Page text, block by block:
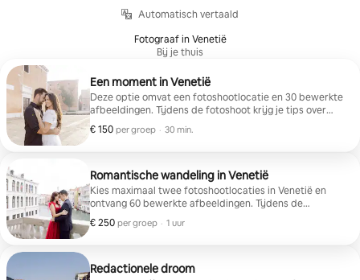
Automatisch vertaald
Fotograaf in Venetië
Bij je thuis
Een moment in Venetië
Deze optie omvat een fotoshootlocatie en 30 bewerkte
afbeeldingen. Tijdens de fotoshoot krijg je tips over
hoe je het beste poseert.
€ 150 per groep
€ 150 per groep
, · 30 min.
Romantische wandeling in Venetië
Kies maximaal twee fotoshootlocaties in Venetië en
ontvang 60 bewerkte afbeeldingen. Tijdens de
fotoshoot krijg je tips over hoe je het beste poseert.
€ 250 per groep
€ 250 per groep
, · 1 uur
Redactionele droom